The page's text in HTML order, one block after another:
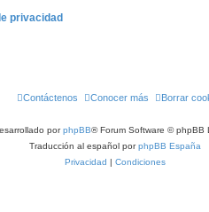
privacidad
Borrar
Conocer más
Contáctenos
porphpBB® Forum Software © phpBB
Traducción al español porphpBB España
Privacidad | Condiciones